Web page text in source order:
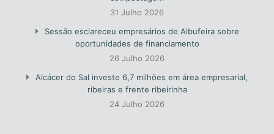
31 Julho 2026
Sessão esclareceu empresários de Albufeira sobre
oportunidades de financiamento
26 Julho 2026
Alcácer do Sal investe 6,7 milhões em área empresarial,
ribeiras e frente ribeirinha
24 Julho 2026